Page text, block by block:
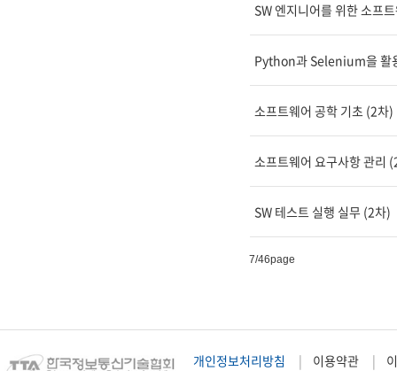
SW 엔지니어를 위한 소프
Python과 Selenium을 활
소프트웨어 공학 기초 (2차)
소프트웨어 요구사항 관리
SW 테스트 실행 실무 (2차)
7/46page
개인정보처리방침 이용약관